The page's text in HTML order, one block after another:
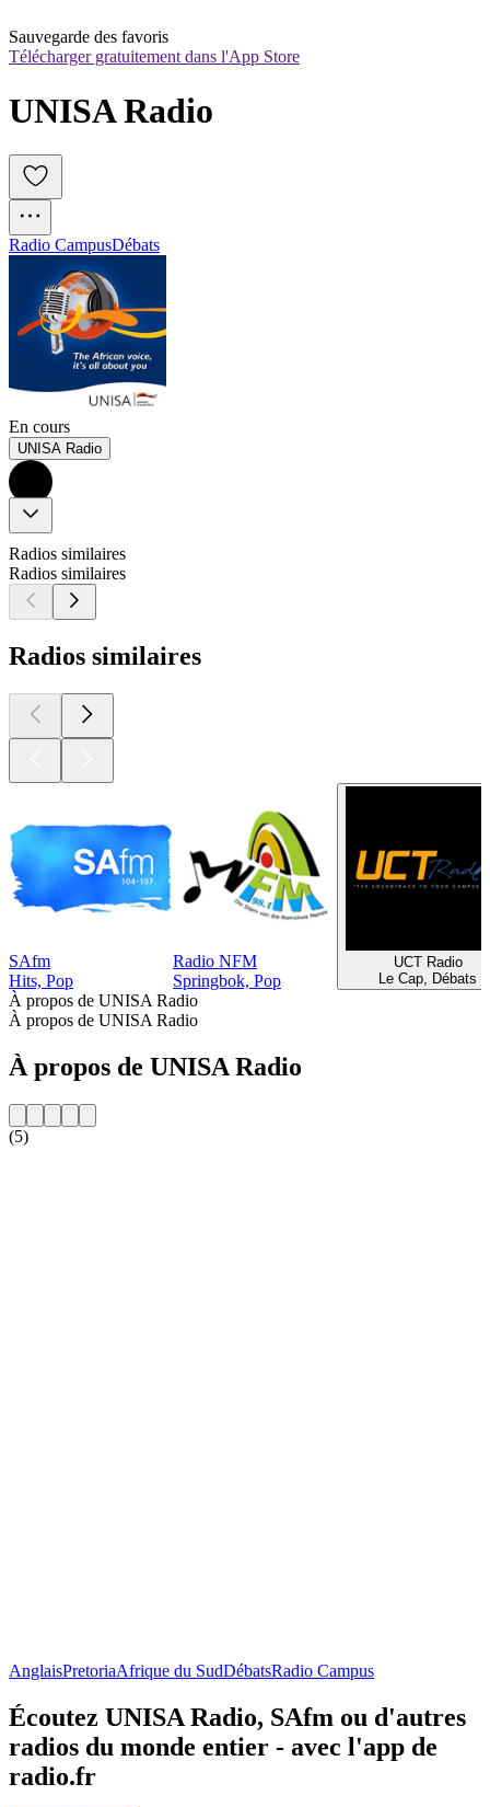
Sauvegarde des favoris
Télécharger gratuitement dans l'App Store
UNISA Radio
Radio CampusDébats
En cours
UNISA Radio
Radios similaires
Radios similaires
Radios similaires
SAfm
Hits, Pop
Radio NFM
Springbok, Pop
UCT Radio
Le Cap, Débats
À propos de UNISA Radio
À propos de UNISA Radio
À propos de UNISA Radio
(5)
AnglaisPretoriaAfrique du SudDébatsRadio Campus
Écoutez UNISA Radio, SAfm ou d'autres
radios du monde entier - avec l'app de
radio.fr